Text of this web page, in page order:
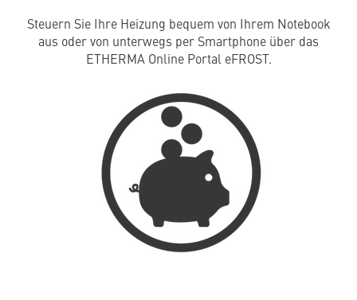
Steuern Sie Ihre Heizung bequem von Ihrem Notebook
aus oder von unterwegs per Smartphone über das
ETHERMA Online Portal eFROST.